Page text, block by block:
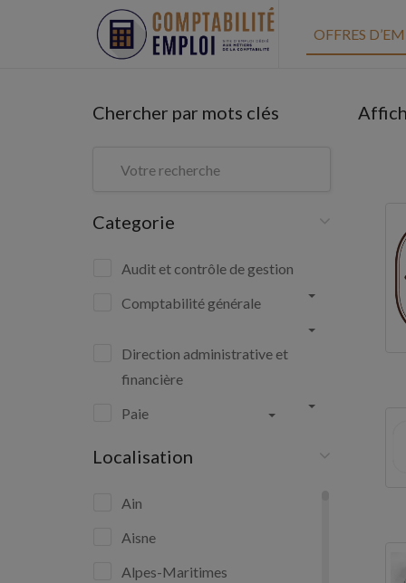
OFFRES
Chercher par mots clés
Categorie
Audit et contrôle de gestion
Comptabilité générale
Direction administrative et
financière
Paie
Localisation
Ain
Aisne
Alpes-Maritimes